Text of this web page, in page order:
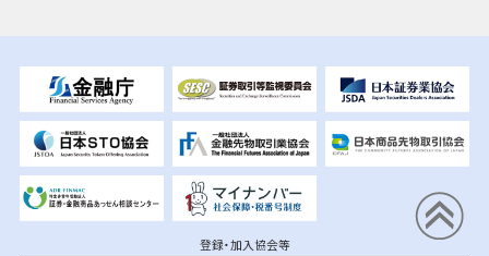
登録・加入協会等